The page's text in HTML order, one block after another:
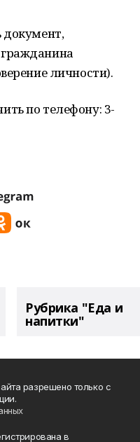
документ,
личности).
по телефону: 3-
Рубрика "Еда и
напитки"
разрешено только с
в